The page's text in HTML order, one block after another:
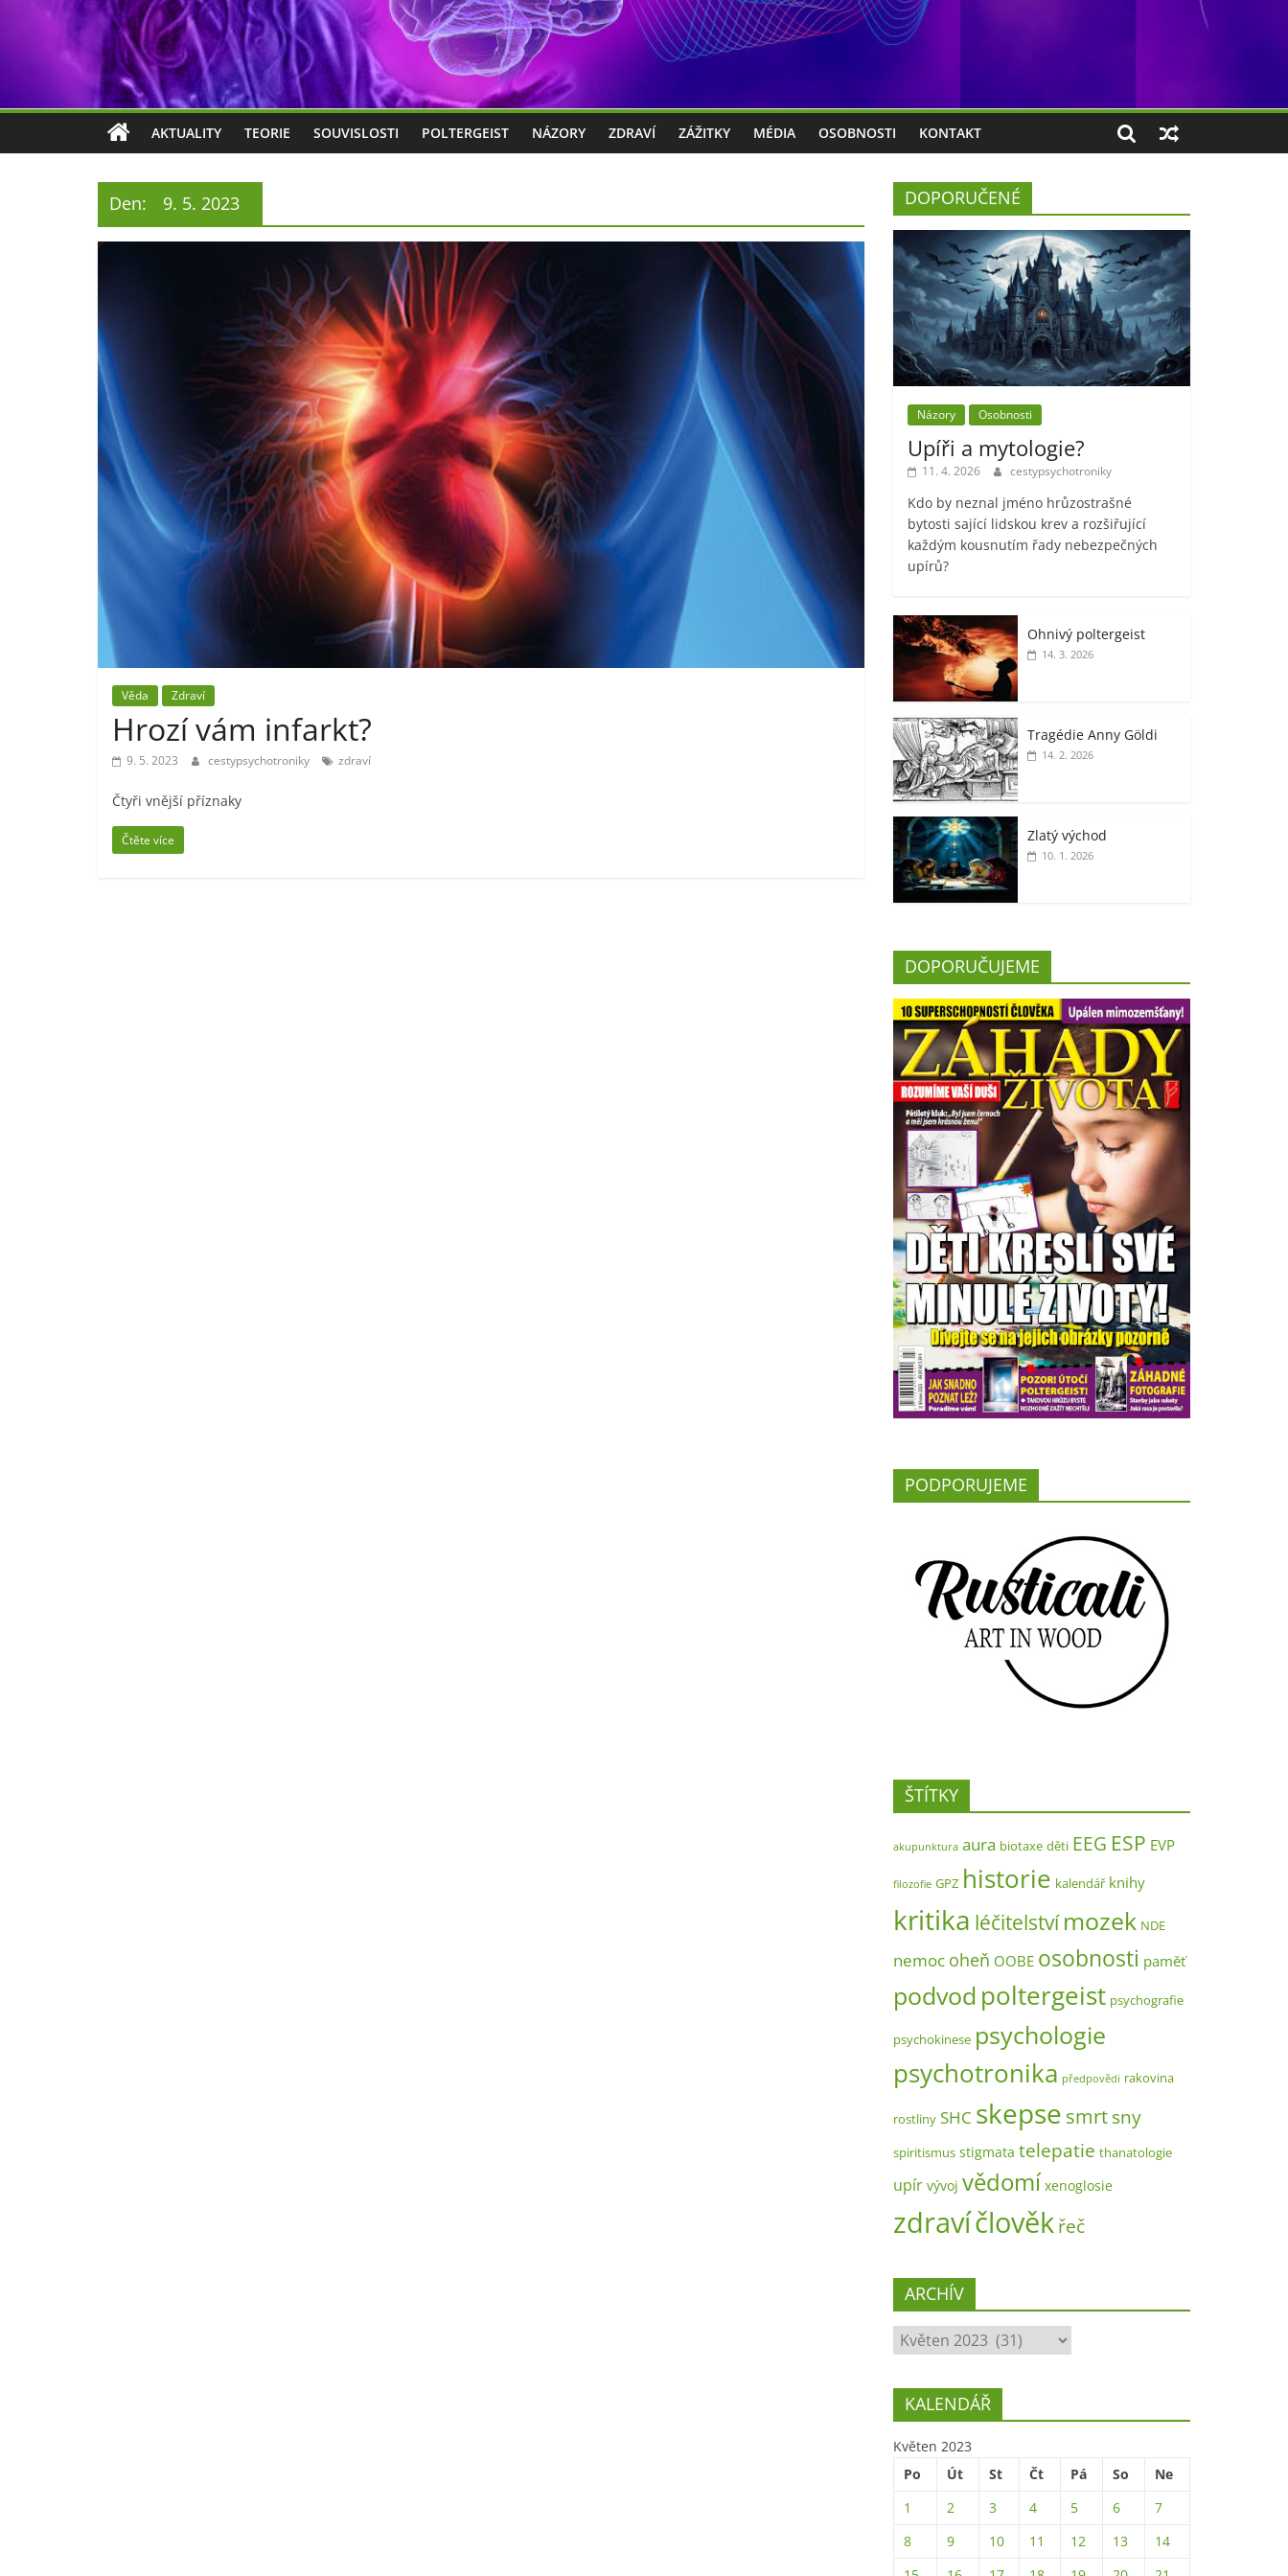
AKTUALITY TEORIE SOUVISLOSTI POLTERGEIST NÁZORY ZDRAVÍ ZÁŽITKY MÉDIA OSOBNOSTI KONTAKT
Den: 9. 5. 2023
Věda Zdraví
Hrozí vám infarkt?
9. 5. 2023 cestypsychotroniky zdraví
Čtyři vnější příznaky
Čtěte více
DOPORUČENÉ
Názory Osobnosti
Upíři a mytologie?
11. 4. 2026 cestypsychotroniky
Kdo by neznal jméno hrůzostrašné
bytosti sající lidskou krev a rozšiřující
každým kousnutím řady nebezpečných
upírů?
Ohnivý poltergeist
14. 3. 2026
Tragédie Anny Göldi
14. 2. 2026
Zlatý východ
10. 1. 2026
DOPORUČUJEME
PODPORUJEME
ŠTÍTKY
akupunktura aura biotaxe děti EEG ESP EVP
filozofie GPZ historie kalendář knihy
kritika léčitelství mozek NDE
nemoc oheň OOBE osobnosti paměť
podvod poltergeist psychografie
psychokinese psychologie
psychotronika předpovědi rakovina
rostliny SHC skepse smrtsny
spiritismus stigmata telepatie thanatologie
upír vývoj vědomí xenoglosie
zdravíčlověkřeč
ARCHÍV
ARCHÍV
KALENDÁŘ
Květen 2023
Po
Út St Čt Pá So
Ne
1
2 3 4 5 6
7
8
9 10 11 12 13
14